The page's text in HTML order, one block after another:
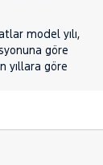
model yılı,
göre
yıllara göre